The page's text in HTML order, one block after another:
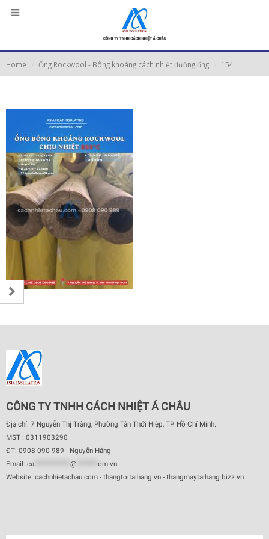
Home Ống Rockwool - Bông khoáng cách nhiệt đường ống 154
CÔNG TY TNHH CÁCH NHIỆT Á CHÂU
Địa chỉ: 7 Nguyễn Thị Tràng, Phường Tân Thới Hiệp, TP. Hồ Chí Minh.
MST : 0311903290
ĐT: 0908 090 989 - Nguyễn Hằng
Email: ca @
om.vn
Website: cachnhietachau.com - thangtoitaihang.vn - thangmaytaihang.bizz.vn